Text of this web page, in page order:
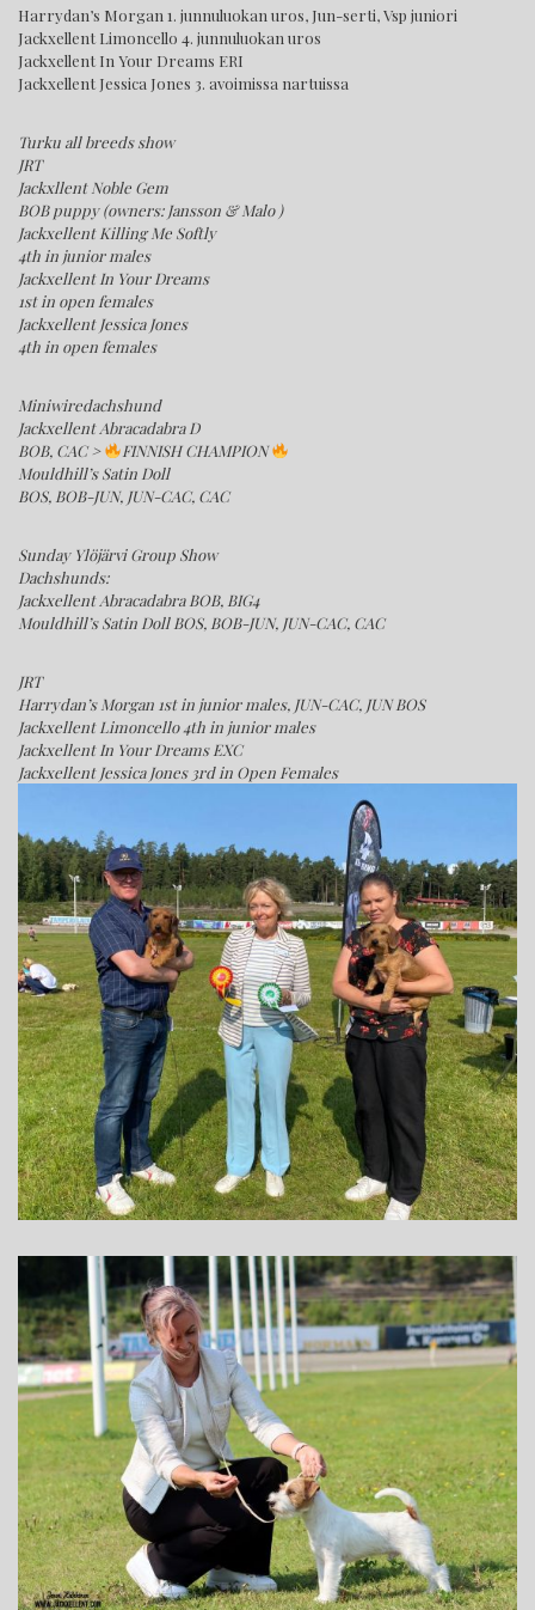
Harrydan’s Morgan 1. junnuluokan uros, Jun-serti, Vsp juniori
Jackxellent Limoncello 4. junnuluokan uros
Jackxellent In Your Dreams ERI
Jackxellent Jessica Jones 3. avoimissa nartuissa
Turku all breeds show
JRT
Jackxllent Noble Gem
BOB puppy (owners: Jansson & Malo )
Jackxellent Killing Me Softly
4th in junior males
Jackxellent In Your Dreams
1st in open females
Jackxellent Jessica Jones
4th in open females
Miniwiredachshund
Jackxellent Abracadabra D
BOB, CAC >
FINNISH CHAMPION
Mouldhill’s Satin Doll
BOS, BOB-JUN, JUN-CAC, CAC
Sunday Ylöjärvi Group Show
Dachshunds:
Jackxellent Abracadabra BOB, BIG4
Mouldhill’s Satin Doll BOS, BOB-JUN, JUN-CAC, CAC
JRT
Harrydan’s Morgan 1st in junior males, JUN-CAC, JUN BOS
Jackxellent Limoncello 4th in junior males
Jackxellent In Your Dreams EXC
Jackxellent Jessica Jones 3rd in Open Females